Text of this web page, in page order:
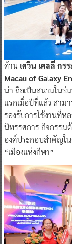
ด้านเควิน เคลลี่ กร
Macau of Galaxy
น่า ถือเป็นสนามในร่ม
แรกเมื่อปีที่แล้ว สาม
รองรับการใช้งานที่
นิทรรศการ กิจกรรม
“เมืองแห่งกีฬา”